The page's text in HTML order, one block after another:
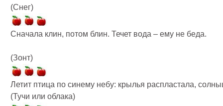
(Снег)
Сначала клин, потом блин. Течет вода – ему не беда.
(Зонт)
Летит птица по синему небу: крылья распластала,
(Тучи или облака)